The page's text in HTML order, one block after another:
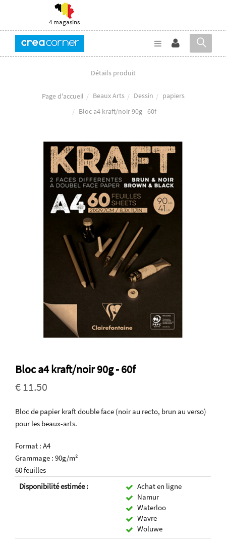
4 magasins
Détails produit
Page d'accueil Beaux Arts Dessin
papiers
Bloc a4 kraft/noir 90g - 60f
Bloc a4 kraft/noir 90g - 60f
€ 11.50
Bloc de papier kraft double face (noir au recto, brun au verso)
pour les beaux-arts.
Format : A4
Grammage : 90g/m²
60 feuilles
Disponibilité estimée :
Achat en ligne
Namur
Waterloo
Wavre
Woluwe